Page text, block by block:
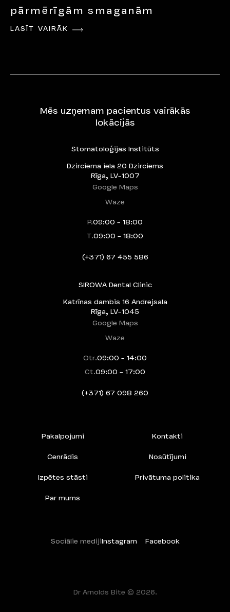
pārmērīgām smaganām
LASĪT VAIRĀK
Mēs uzņemam pacientus vairākās
lokācijās
Stomatoloģijas Institūts
Dzirciema iela 20 Dzirciems
Rīga, LV-1007
Google Maps
Waze
P.09:00 - 18:00
T.09:00 - 18:00
(+371) 67 455 586
SIROWA Dental Clinic
Katrīnas dambis 16 Andrejsala
Rīga, LV-1045
Google Maps
Waze
Otr.09:00 - 14:00
Ct.09:00 - 17:00
(+371) 67 098 260
Pakalpojumi
Cenrādis
Izpētes stāsti
Par mums
Kontakti
Nosūtījumi
Privātuma politika
Sociālie medijiInstagram Facebook
Dr Arnolds Bite © 2026.